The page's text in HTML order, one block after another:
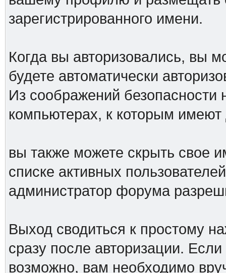
зарегистрированного имени.
Когда вы авторизовались, вы
будете автоматически
Из соображений
компьютерах, к которым имеют
вы также можете скрыть свое
списке активных
администратор форума
Выход сводиться к простому
сразу после авторизации.
возможно, вам необходимо